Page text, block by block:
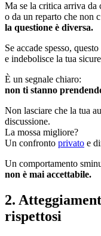
Ma se la critica arriva da
o da un reparto che non
la questione è diversa.
Se accade spesso,
e indebolisce la tua
È un segnale chiaro:
non ti stanno
Non lasciare che la tua
discussione.
La mossa migliore?
Un confronto privato e
Un comportamento
non è mai accettabile.
2.
rispettosi